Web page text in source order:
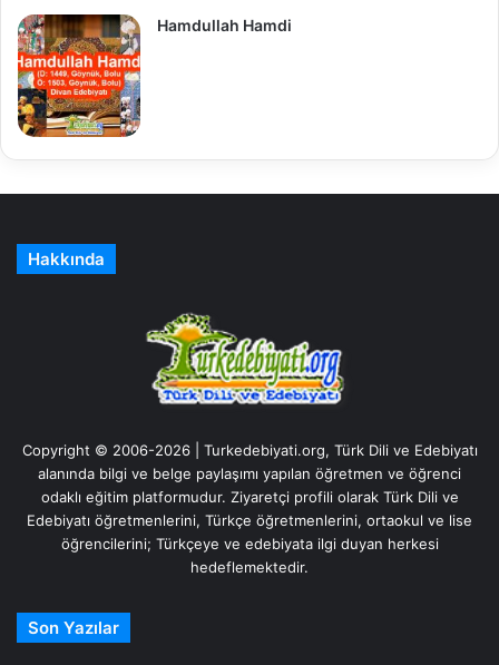
Hamdullah Hamdi
Hakkında
Copyright © 2006-2026 | Turkedebiyati.org, Türk Dili ve Edebiyatı
alanında bilgi ve belge paylaşımı yapılan öğretmen ve öğrenci
odaklı eğitim platformudur. Ziyaretçi profili olarak Türk Dili ve
Edebiyatı öğretmenlerini, Türkçe öğretmenlerini, ortaokul ve lise
öğrencilerini; Türkçeye ve edebiyata ilgi duyan herkesi
hedeflemektedir.
Son Yazılar